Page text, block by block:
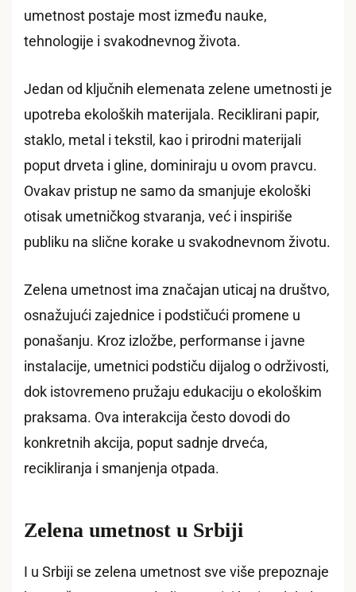
umetnost postaje most između nauke,
tehnologije i svakodnevnog života.
Jedan od ključnih elemenata zelene umetnosti je
upotreba ekoloških materijala. Reciklirani papir,
staklo, metal i tekstil, kao i prirodni materijali
poput drveta i gline, dominiraju u ovom pravcu.
Ovakav pristup ne samo da smanjuje ekološki
otisak umetničkog stvaranja, već i inspiriše
publiku na slične korake u svakodnevnom životu.
Zelena umetnost ima značajan uticaj na društvo,
osnažujući zajednice i podstičući promene u
ponašanju. Kroz izložbe, performanse i javne
instalacije, umetnici podstiču dijalog o održivosti,
dok istovremeno pružaju edukaciju o ekološkim
praksama. Ova interakcija često dovodi do
konkretnih akcija, poput sadnje drveća,
recikliranja i smanjenja otpada.
Zelena umetnost u Srbiji
I u Srbiji se zelena umetnost sve više prepoznaje